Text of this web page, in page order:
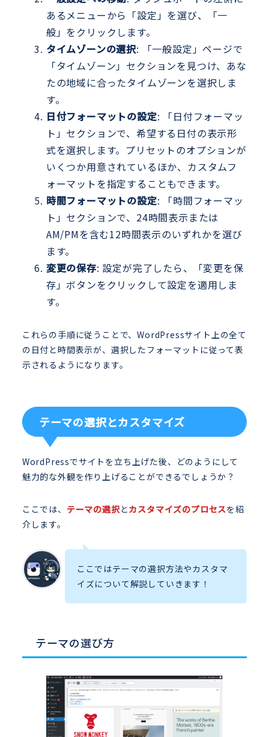
あるメニューから「設定」を選び、「一
般」をクリックします。
タイムゾーンの選択: 「一般設定」ページで
「タイムゾーン」セクションを見つけ、あな
たの地域に合ったタイムゾーンを選択しま
す。
日付フォーマットの設定: 「日付フォーマッ
ト」セクションで、希望する日付の表示形
式を選択します。プリセットのオプションが
いくつか用意されているほか、カスタムフ
ォーマットを指定することもできます。
時間フォーマットの設定: 「時間フォーマッ
ト」セクションで、24時間表示または
AM/PMを含む12時間表示のいずれかを選び
ます。
変更の保存: 設定が完了したら、「変更を保
存」ボタンをクリックして設定を適用しま
す。
これらの手順に従うことで、WordPressサイト上の全て
の日付と時間表示が、選択したフォーマットに従って表
示されるようになります。
テーマの選択とカスタマイズ
WordPressでサイトを立ち上げた後、どのようにして
魅力的な外観を作り上げることができるでしょうか？
ここでは、 テーマの選択とカスタマイズのプロセスを紹
介します。
ここではテーマの選択方法やカスタマ
イズについて解説していきます！
テーマの選び方